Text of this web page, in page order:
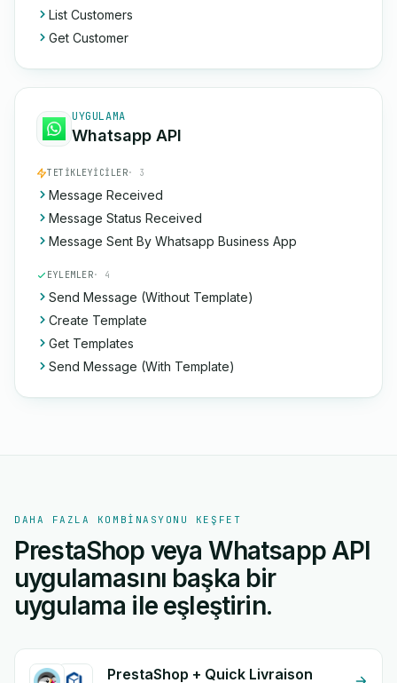
List Customers
Get Customer
UYGULAMA
Whatsapp API
TETIKLEYICILER· 3
Message Received
Message Status Received
Message Sent By Whatsapp Business App
EYLEMLER· 4
Send Message (Without Template)
Create Template
Get Templates
Send Message (With Template)
DAHA FAZLA KOMBINASYONU KEŞFET
PrestaShop veya Whatsapp API
uygulamasını başka bir
uygulama ile eşleştirin.
PrestaShop + Quick Livraison